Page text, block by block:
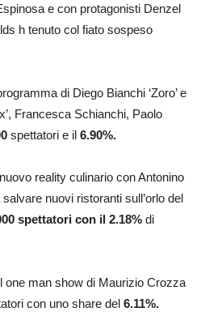
e con protagonisti Denzel
h tenuto col fiato sospeso
di Diego Bianchi ‘Zoro’ e
Francesca Schianchi, Paolo
spettatori e il 6.90%.
reality culinario con Antonino
nuovi ristoranti sull’orlo del
spettatori con il 2.18% di
one man show di Maurizio Crozza
con uno share del 6.11%.